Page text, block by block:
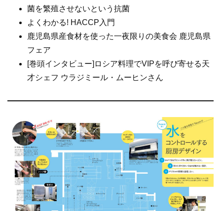
菌を繁殖させないという抗菌
よくわかる! HACCP入門
鹿児島県産食材を使った一夜限りの美食会 鹿児島県
フェア
[巻頭インタビュー]ロシア料理でVIPを呼び寄せる天
才シェフ ウラジミール・ムーヒンさん